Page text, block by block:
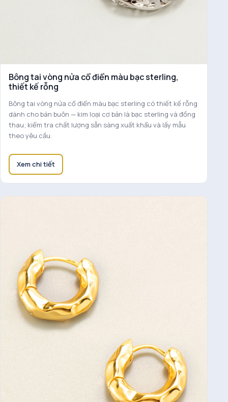
Bông tai vòng nửa cổ điển màu bạc sterling,
thiết kế rỗng
Bông tai vòng nửa cổ điển màu bạc sterling có thiết kế rỗng
dành cho bán buôn — kim loại cơ bản là bạc sterling và đồng
thau; kiểm tra chất lượng sẵn sàng xuất khẩu và lấy mẫu
theo yêu cầu.
Xem chi tiết